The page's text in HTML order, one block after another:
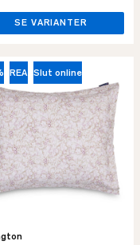
SE VARIANTER
REA Slut online